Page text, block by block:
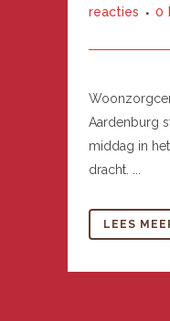
reacties 0
Aardenburg
middag in
dracht. ...
LEES